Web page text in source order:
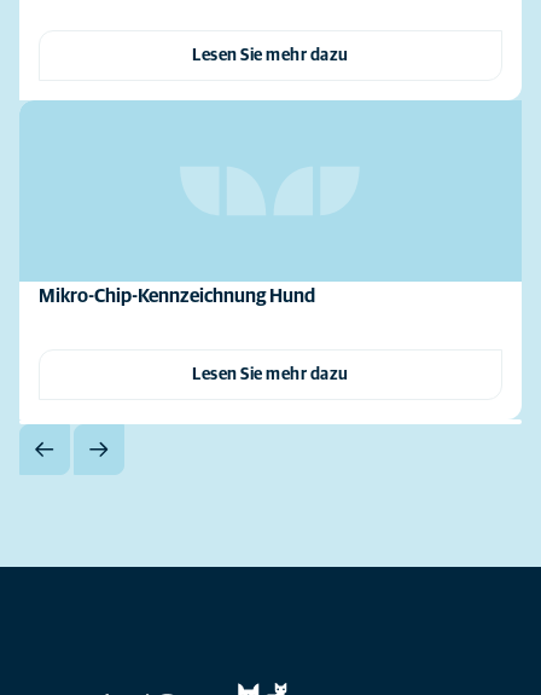
Lesen Sie mehr dazu
Mikro-Chip-Kennzeichnung Hund
Lesen Sie mehr dazu